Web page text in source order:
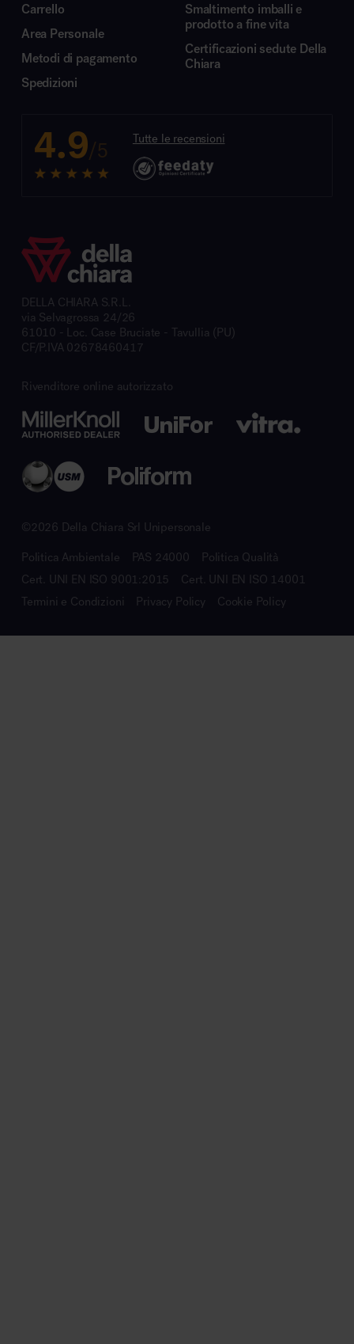
Carrello
Area Personale
Metodi di pagamento
Spedizioni
Smaltimento imballi e
prodotto a fine vita
Certificazioni sedute Della
Chiara
4.9/5 Tutte le recensioni
DELLA CHIARA S.R.L.
via Selvagrossa 24/26
61010 - Loc. Case Bruciate - Tavullia (PU)
CF/P.IVA 02678460417
Rivenditore online autorizzato
©2026 Della Chiara Srl Unipersonale
Politica Ambientale PAS 24000
Politica Qualità
Cert. UNI EN ISO 9001:2015
Cert. UNI EN ISO 14001
Termini e Condizioni
Privacy Policy Cookie Policy